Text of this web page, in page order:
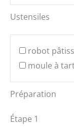
Ustensiles
robot
moule à
Préparation
Étape 1